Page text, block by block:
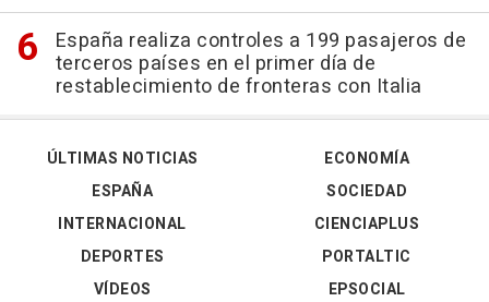
España realiza controles a 199 pasajeros de
terceros países en el primer día de
restablecimiento de fronteras con Italia
ÚLTIMAS NOTICIAS
ESPAÑA
INTERNACIONAL
DEPORTES
VÍDEOS
ECONOMÍA
SOCIEDAD
CIENCIAPLUS
PORTALTIC
EPSOCIAL